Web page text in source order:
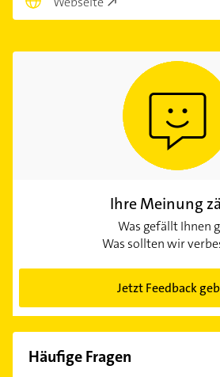
Ihre Meinung
Was gefällt Ihnen
Was sollten wir
Jetzt Feedback
Häufige Fragen